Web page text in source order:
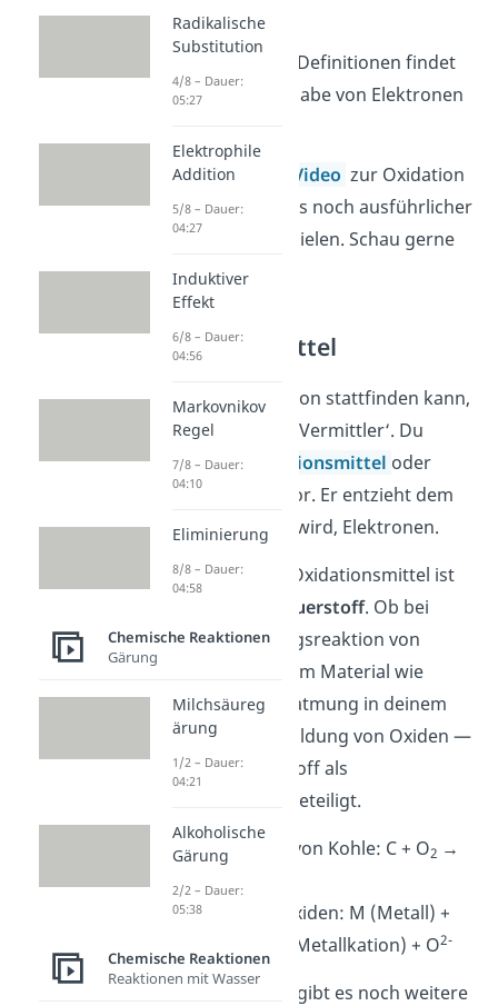
Körper.
Bei allen Definitionen findet
trotzdem eine Abgabe von Elektronen
In unserem extra
Video zur Oxidation
erklären wir dir das noch ausführlicher
mit weiteren Beispielen. Schau gerne
vorbei!
Oxidationsmittel
Damit eine Oxidation stattfinden kann,
benötigt es einen ‚Vermittler‘. Du
nennst ihnOxidationsmittel oder
Elektronenakzeptor. Er entzieht dem
Stoff, der oxidiert wird, Elektronen.
Das bekannteste Oxidationsmittel ist
Sauerstoff. Ob bei
einer Verbrennungsreaktion von
kohlenstoffhaltigem Material wie
Kohle, bei der Zellatmung in deinem
Körper oder der Bildung von Oxiden —
überall ist Sauerstoff als
Oxidationsmittel beteiligt.
Verbrennung von Kohle: C + O2 →
CO
2
Bildung von Oxiden: M (Metall) +
2 (Metallkation) + O2-
Neben Sauerstoff gibt es noch weitere
Radikalische
Substitution
4/8 – Dauer:
05:27
Elektrophile
Addition
5/8 – Dauer:
04:27
Induktiver
Effekt
6/8 – Dauer:
04:56
Markovnikov
Regel
7/8 – Dauer:
04:10
Eliminierung
8/8 – Dauer:
04:58
Chemische Reaktionen
Gärung
Milchsäureg
ärung
1/2 – Dauer:
04:21
Alkoholische
Gärung
2/2 – Dauer:
05:38
Chemische Reaktionen
Reaktionen mit Wasser